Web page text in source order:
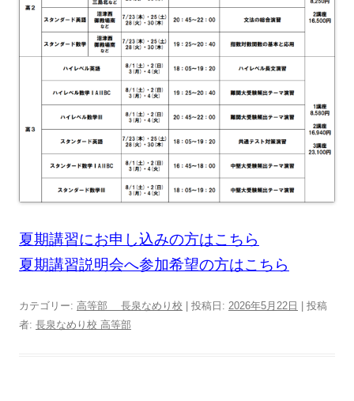
夏期講習にお申し込みの方はこちら
夏期講習説明会へ参加希望の方はこちら
カテゴリー: 高等部 長泉なめり校 | 投稿日: 2026年5月22日
投稿
者: 長泉なめり校 高等部